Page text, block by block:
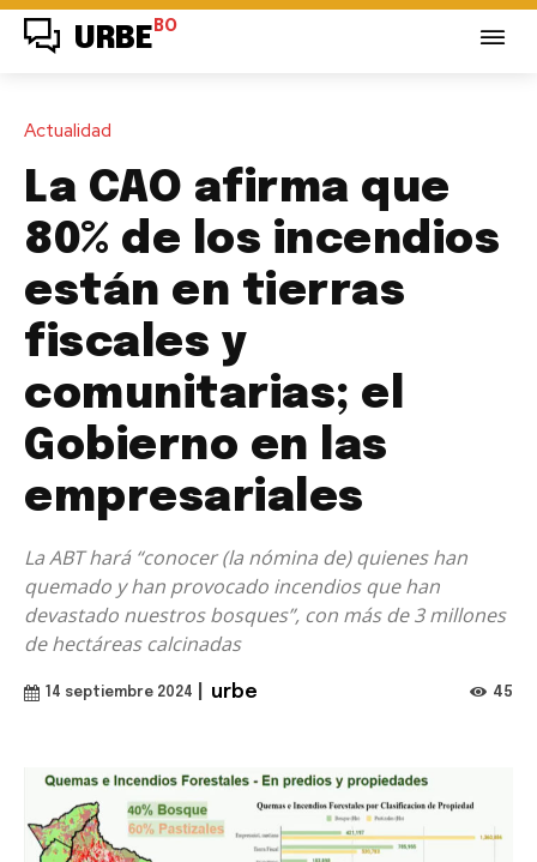
URBE BO
Actualidad
La CAO afirma que
80% de los incendios
están en tierras
fiscales y
comunitarias; el
Gobierno en las
empresariales
La ABT hará “conocer (la nómina de) quienes han
quemado y han provocado incendios que han
devastado nuestros bosques”, con más de 3 millones
de hectáreas calcinadas
14 septiembre 2024 urbe 45